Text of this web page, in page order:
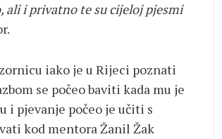
i privatno te su cijeloj pjesmi
iako je u Rijeci poznati
se počeo baviti kada mu je
i pjevanje počeo je učiti s
kod mentora Žanil Žak